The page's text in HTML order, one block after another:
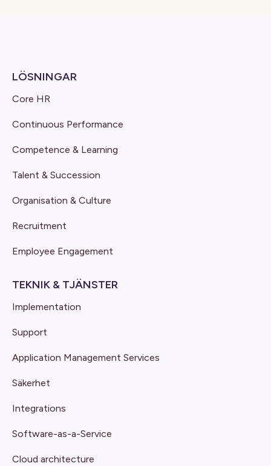
LÖSNINGAR
Core HR
Continuous Performance
Competence & Learning
Talent & Succession
Organisation & Culture
Recruitment
Employee Engagement
TEKNIK & TJÄNSTER
Implementation
Support
Application Management Services
Säkerhet
Integrations
Software-as-a-Service
Cloud architecture